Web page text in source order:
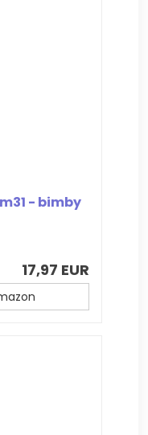
- bimby
17,97 EUR